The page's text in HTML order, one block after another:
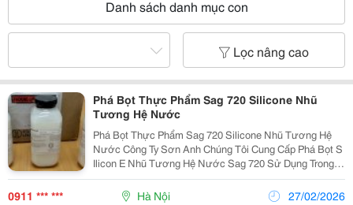
Danh sách danh mục con
Lọc nâng cao
Phá Bọt Thực Phẩm Sag 720 Silicone Nhũ
Tương Hệ Nước
Phá Bọt Thực Phẩm Sag 720 Silicone Nhũ Tương Hệ
Nước Công Ty Sơn Anh Chúng Tôi Cung Cấp Phá Bọt S
Ilicon E Nhũ Tương Hệ Nước Sag 720 Sử Dụng Trong
Ngành Thực Phẩm, Nước Giải Khát Và Sản Xuất Mỹ
Phẩm Như Trong: Thực Phẩm Và Thức Ăn Chăn Nuôi
0911 *** *** Hà Nội 27/02/2026